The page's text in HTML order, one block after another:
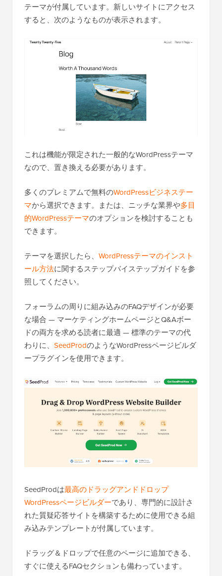
テーマが付属しています。新しいサイトにアクセス
すると、次のようなものが表示されます。
これは機能が限定された一般的なWordPressテーマ
なので、置き換える必要があります。
多くのプレミアムで無料のWordPressビジネステー
マから選択できます。または、ニッチな業界や多目
的WordPressテーマのオプションを検討することも
できます。
テーマを選択したら、 WordPressテーマのインスト
ール方法に関するステップバイステップガイドを参
照してください。
フォーラムの周りに組み込みのFAQデザインが必要
な場合 — マーケティングホームページとQ&Aボー
ドの両方を求める読者に最適 — 標準のテーマの代
わりに、 SeedProdのようなWordPressページビルダ
ープラグインを使用できます。
SeedProdは最高のドラッグアンドドロップ
WordPressページビルダーであり、専門的に設計さ
れた質疑応答サイトを構築するために使用できる組
み込みテンプレートが付属しています。
ドラッグ＆ドロップで任意のページに追加できる、
すぐに使えるFAQセクションも備わっています。